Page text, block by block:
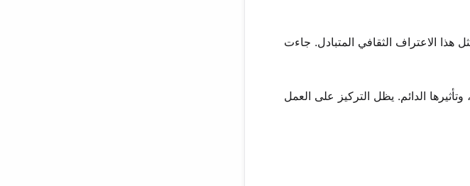
هذا الاعتراف الثقافي المتبادل. جاءت
الدائم. يظل التركيز على العمل